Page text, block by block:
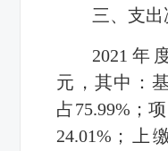
三、支出
2021年
元，其中：
占75.99%；
24.01%；上